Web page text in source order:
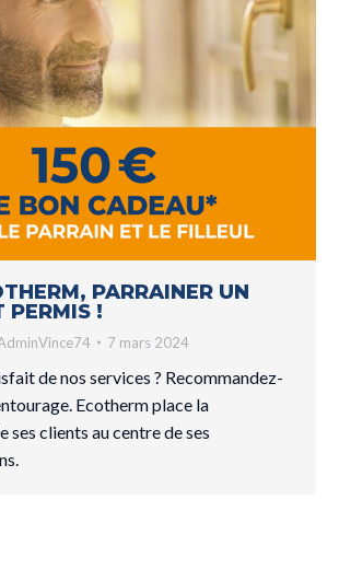
PARRAINER UN
PERMIS !
7 mars 2024
de nos services ? Recommandez-
Ecotherm place la
ses clients au centre de ses